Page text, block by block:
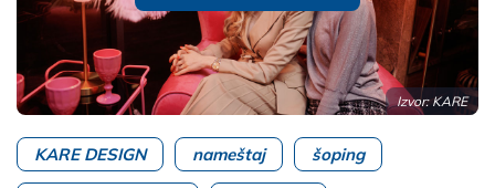
Izvor: KARE
KARE DESIGN nameštaj šoping